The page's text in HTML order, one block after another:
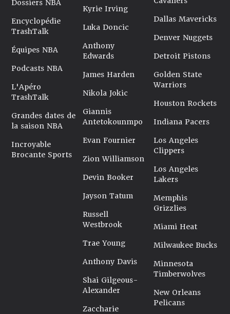
Dossiers NBA
Encyclopédie
TrashTalk
Équipes NBA
Podcasts NBA
L'Apéro
TrashTalk
Grandes dates de
la saison NBA
Incroyable
Brocante Sports
Kyrie Irving
Luka Doncic
Anthony
Edwards
James Harden
Nikola Jokic
Giannis
Antetokounmpo
Evan Fournier
Zion Williamson
Devin Booker
Jayson Tatum
Russell
Westbrook
Trae Young
Anthony Davis
Shai Gilgeous-
Alexander
Zaccharie
Dallas Mavericks
Denver Nuggets
Detroit Pistons
Golden State
Warriors
Houston Rockets
Indiana Pacers
Los Angeles
Clippers
Los Angeles
Lakers
Memphis
Grizzlies
Miami Heat
Milwaukee Bucks
Minnesota
Timberwolves
New Orleans
Pelicans